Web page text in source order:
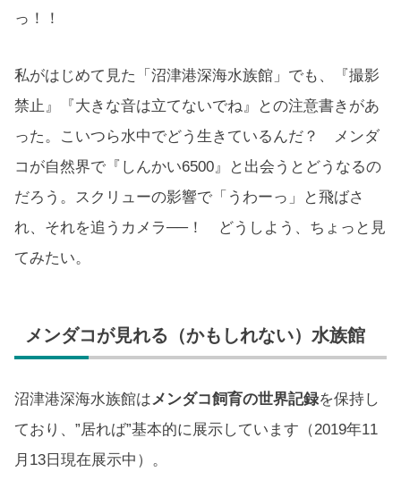
っ！！
私がはじめて見た「沼津港深海水族館」でも、『撮影
禁止』『大きな音は立てないでね』との注意書きがあ
った。こいつら水中でどう生きているんだ？ メンダ
コが自然界で『しんかい6500』と出会うとどうなるの
だろう。スクリューの影響で「うわーっ」と飛ばさ
れ、それを追うカメラ──！ どうしよう、ちょっと見
てみたい。
メンダコが見れる（かもしれない）水族館
沼津港深海水族館はメンダコ飼育の世界記録を保持し
ており、”居れば”基本的に展示しています（2019年11
月13日現在展示中）。